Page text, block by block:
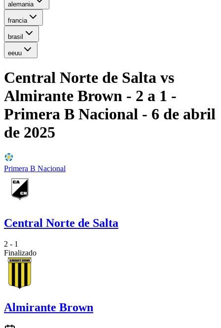
alemania
francia
brasil
eeuu
Central Norte de Salta vs
Almirante Brown - 2 a 1 -
Primera B Nacional - 6 de abril
de 2025
Primera B Nacional
Central Norte de Salta
2 - 1
Finalizado
Almirante Brown